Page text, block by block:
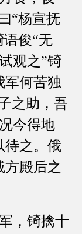
“杨宣抚
语俊“无
观之”锜
军何苦独
之助，吾
今得地
待之。俄
方殿后之
，锜擒十